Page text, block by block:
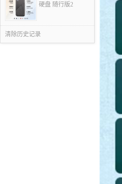
硬盘 随行版2
清除历史记录